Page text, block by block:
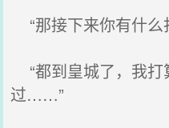
“那接下来你有什么
“都到皇城了，我打
过……”